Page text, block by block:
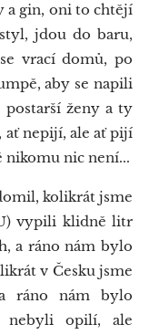
a gin, oni to chtějí
jdou do baru,
vrací domů, po
aby se napili
postarší ženy a ty
nepijí, ale ať pijí
nikomu nic není...
kolikrát jsme
vypili klidně litr
a ráno nám bylo
v Česku jsme
ráno nám bylo
nebyli opilí, ale